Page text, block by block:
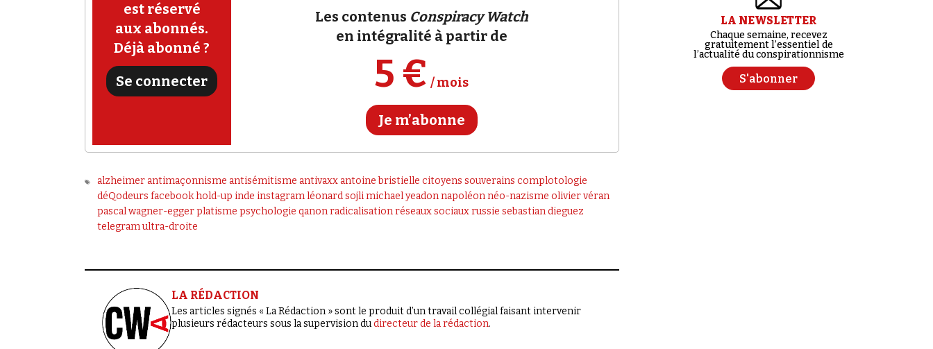
est réservé
aux abonnés.
Déjà abonné ?
Se connecter
Les contenus Conspiracy Watch
en intégralité à partir de
5 € / mois
Je m’abonne
alzheimer antimaçonnisme antisémitisme antivaxx antoine bristielle citoyens souverains complotologie
déQodeurs facebookhold-up inde instagramléonard sojlimichael yeadonnapoléonnéo-nazisme olivier véran
pascal wagner-eggerplatisme psychologie qanonradicalisationréseaux sociauxrussie sebastian dieguez
telegramultra-droite
LA RÉDACTION
Les articles signés « La Rédaction » sont le produit d’un travail collégial faisant intervenir
plusieurs rédacteurs sous la supervision dudirecteur de la rédaction.
LA NEWSLETTER
Chaque semaine, recevez
gratuitement l’essentiel de
l’actualité du conspirationnisme
S'abonner